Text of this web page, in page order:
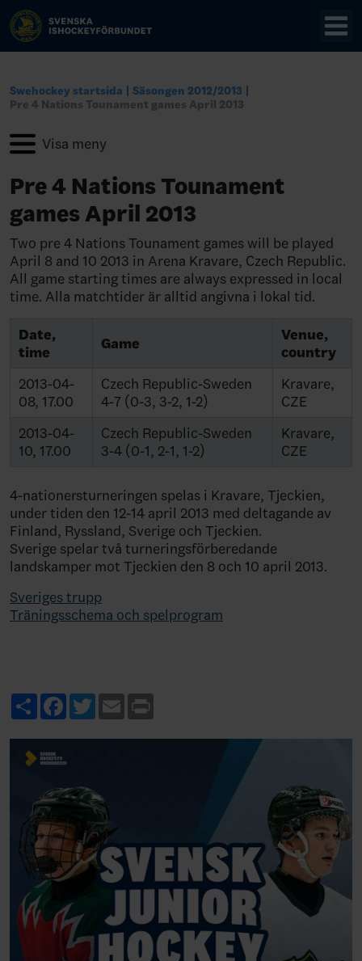
Swehockey startsida
Säsongen 2012/2013
Pre 4 Nations Tounament games April 2013
Pre 4 Nations Tounament
games April 2013
Two pre 4 Nations Tounament games will be played
April 8 and 10 2013 in Arena Kravare, Czech Republic.
All game starting times are always expressed in local
time. Alla matchtider är alltid angivna i lokal tid.
Date,
time
Game
Venue,
country
2013-04-
08, 17.00
Czech Republic-Sweden
4-7 (0-3, 3-2, 1-2)
Kravare,
CZE
2013-04-
10, 17.00
Czech Republic-Sweden
3-4 (0-1, 2-1, 1-2)
Kravare,
CZE
4-nationersturneringen spelas i Kravare, Tjeckien,
under tiden den 12-14 april 2013 med deltagande av
Finland, Ryssland, Sverige och Tjeckien.
Sverige spelar två turneringsförberedande
landskamper mot Tjeckien den 8 och 10 april 2013.
Sveriges trupp
Träningsschema och spelprogram
ShareFacebook
TwitterEmail